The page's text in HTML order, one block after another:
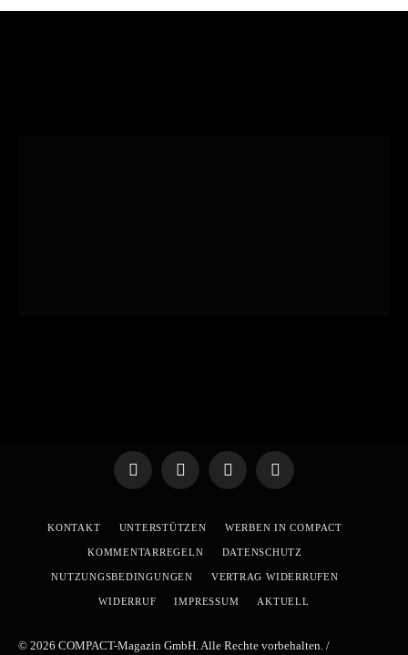
TelegramWhatsApp
X
YouTube
KONTAKT UNTERSTÜTZEN WERBEN IN COMPACT
KOMMENTARREGELN DATENSCHUTZ
NUTZUNGSBEDINGUNGEN VERTRAG WIDERRUFEN
WIDERRUF IMPRESSUM AKTUELL
© 2026 COMPACT-Magazin GmbH. Alle Rechte vorbehalten. /